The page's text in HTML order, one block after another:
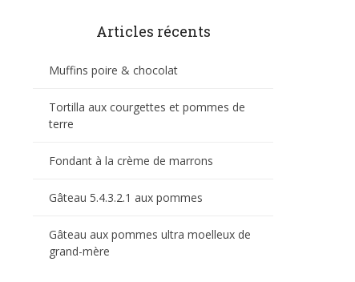
Articles récents
Muffins poire & chocolat
Tortilla aux courgettes et pommes de
terre
Fondant à la crème de marrons
Gâteau 5.4.3.2.1 aux pommes
Gâteau aux pommes ultra moelleux de
grand-mère